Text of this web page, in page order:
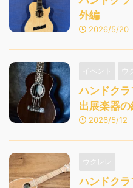
外編
2026/5/20
イベント ウ
ハンドク
出展楽器の
2026/5/12
ウクレレ
ハンドク